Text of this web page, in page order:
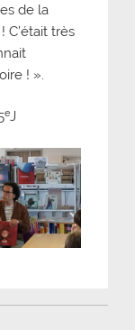
de la
C’était très
! ».
eJ